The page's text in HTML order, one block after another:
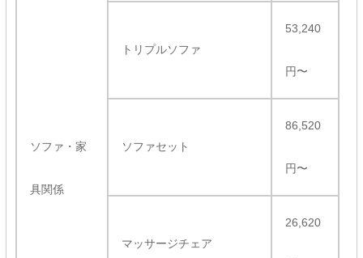
ソファ・家
具関係
トリプルソファ
53,240
円〜
ソファセット
86,520
円〜
マッサージチェア
26,620